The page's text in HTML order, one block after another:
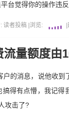
台觉得你的操作违
读者投稿 浏览:
量额度由
户的消息，说他收
得有点懵，我记
攻击了?